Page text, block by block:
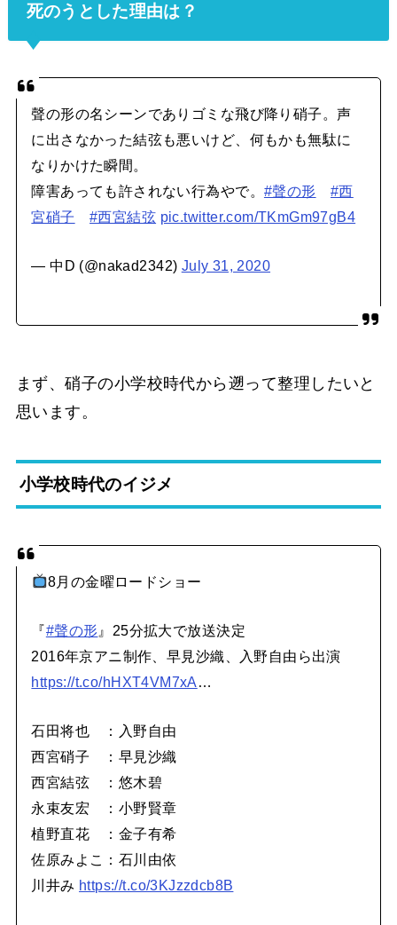
死のうとした理由は？
聲の形の名シーンでありゴミな飛び降り硝子。声
に出さなかった結弦も悪いけど、何もかも無駄に
なりかけた瞬間。
障害あっても許されない行為やで。 #聲の形
#西
宮硝子
#西宮結弦 pic.twitter.com/TKmGm97gB4
— 中D (@nakad2342) July 31, 2020
まず、硝子の小学校時代から遡って整理したいと
思います。
小学校時代のイジメ
8月の金曜ロードショー
『#聲の形 』25分拡大で放送決定
2016年京アニ制作、早見沙織、入野自由ら出演
https://t.co/hHXT4VM7xA …
石田将也 ：入野自由
西宮硝子 ：早見沙織
西宮結弦 ：悠木碧
永束友宏 ：小野賢章
植野直花 ：金子有希
佐原みよこ：石川由依
川井み https://t.co/3KJzzdcb8B